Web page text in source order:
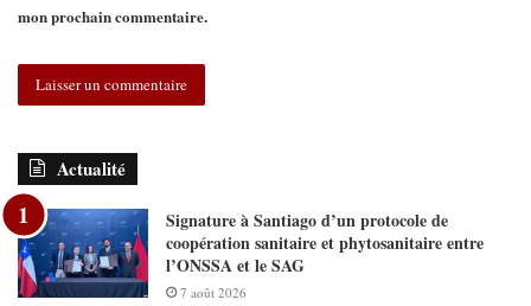
mon prochain commentaire.
Actualité
Signature à Santiago d’un protocole de
coopération sanitaire et phytosanitaire entre
l’ONSSA et le SAG
7 août 2026